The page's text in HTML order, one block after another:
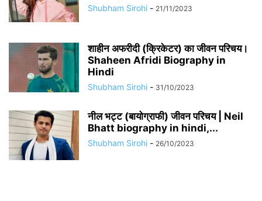
Shubham Sirohi - 21/11/2023
शाहीन अफरीदी (क्रिकेटर) का जीवन परिचय।
Shaheen Afridi Biography in
Hindi
Shubham Sirohi - 31/10/2023
नील भट्ट (बायोग्राफी) जीवन परिचय | Neil
Bhatt biography in hindi,...
Shubham Sirohi - 26/10/2023